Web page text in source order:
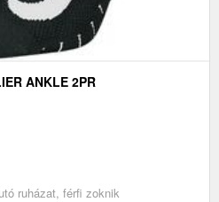
ANKLE 2PR
ruházat, férfi zoknik